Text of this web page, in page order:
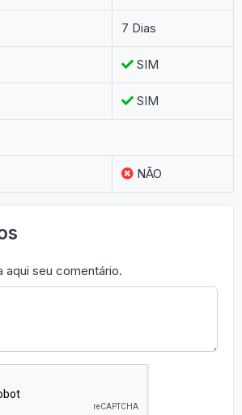
7 Dias
SIM
SIM
NÃO
aqui seu comentário.